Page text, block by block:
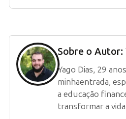
Sobre o Autor:
Yago Dias, 29
minhaentrada,
a educação
transformar a